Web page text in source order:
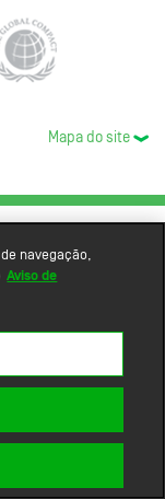
Mapa do site
navegação,
Aviso de